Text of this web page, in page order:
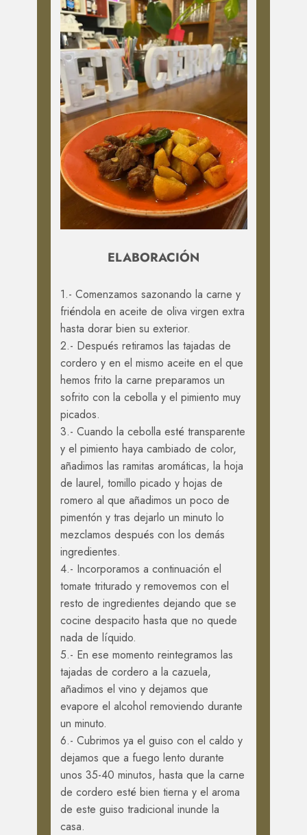
ELABORACIÓN
1.- Comenzamos sazonando la carne y
friéndola en aceite de oliva virgen extra
hasta dorar bien su exterior.
2.- Después retiramos las tajadas de
cordero y en el mismo aceite en el que
hemos frito la carne preparamos un
sofrito con la cebolla y el pimiento muy
picados.
3.- Cuando la cebolla esté transparente
y el pimiento haya cambiado de color,
añadimos las ramitas aromáticas, la hoja
de laurel, tomillo picado y hojas de
romero al que añadimos un poco de
pimentón y tras dejarlo un minuto lo
mezclamos después con los demás
ingredientes.
4.- Incorporamos a continuación el
tomate triturado y removemos con el
resto de ingredientes dejando que se
cocine despacito hasta que no quede
nada de líquido.
5.- En ese momento reintegramos las
tajadas de cordero a la cazuela,
añadimos el vino y dejamos que
evapore el alcohol removiendo durante
un minuto.
6.- Cubrimos ya el guiso con el caldo y
dejamos que a fuego lento durante
unos 35-40 minutos, hasta que la carne
de cordero esté bien tierna y el aroma
de este guiso tradicional inunde la
casa.